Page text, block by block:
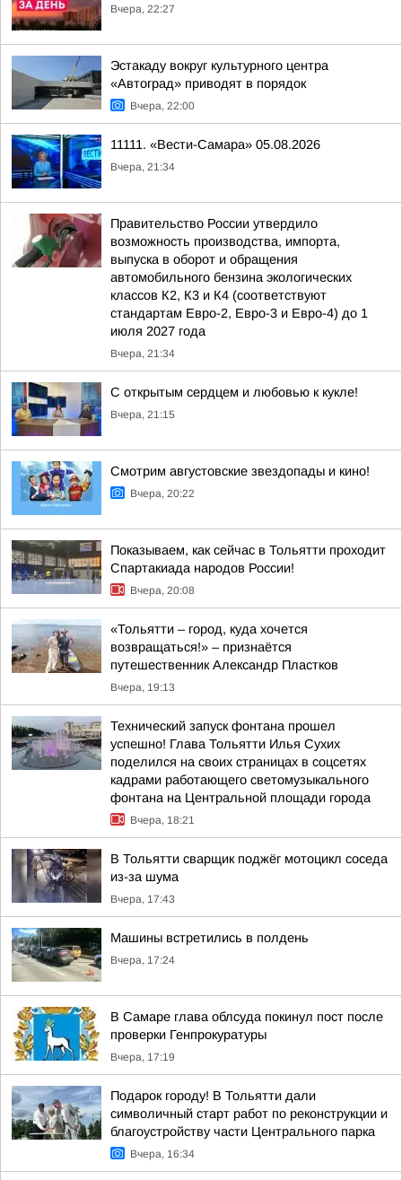
Вчера, 22:27
Эстакаду вокруг культурного центра
«Автоград» приводят в порядок
Вчера, 22:00
11111. «Вести-Самара» 05.08.2026
Вчера, 21:34
Правительство России утвердило
возможность производства, импорта,
выпуска в оборот и обращения
автомобильного бензина экологических
классов К2, К3 и К4 (соответствуют
стандартам Евро-2, Евро-3 и Евро-4) до 1
июля 2027 года
Вчера, 21:34
С открытым сердцем и любовью к кукле!
Вчера, 21:15
Смотрим августовские звездопады и кино!
Вчера, 20:22
Показываем, как сейчас в Тольятти проходит
Спартакиада народов России!
Вчера, 20:08
«Тольятти – город, куда хочется
возвращаться!» – признаётся
путешественник Александр Пластков
Вчера, 19:13
Технический запуск фонтана прошел
успешно! Глава Тольятти Илья Сухих
поделился на своих страницах в соцсетях
кадрами работающего светомузыкального
фонтана на Центральной площади города
Вчера, 18:21
В Тольятти сварщик поджёг мотоцикл соседа
из-за шума
Вчера, 17:43
Машины встретились в полдень
Вчера, 17:24
В Самаре глава облсуда покинул пост после
проверки Генпрокуратуры
Вчера, 17:19
Подарок городу! В Тольятти дали
символичный старт работ по реконструкции и
благоустройству части Центрального парка
Вчера, 16:34